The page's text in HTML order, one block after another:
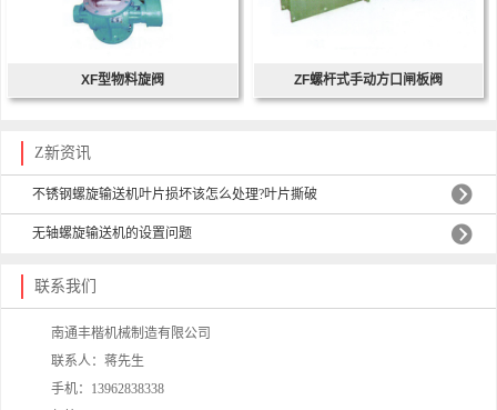
XF型物料旋阀 ZF螺杆式手动方口闸板阀
Z新资讯
不锈钢螺旋输送机叶片损坏该怎么处理?叶片撕破
无轴螺旋输送机的设置问题
联系我们
南通丰楷机械制造有限公司
联系人：蒋先生
手机：13962838338